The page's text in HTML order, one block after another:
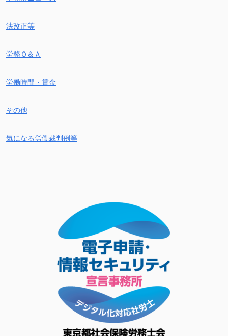
法改正等
労務Ｑ＆Ａ
労働時間・賃金
その他
気になる労働裁判例等